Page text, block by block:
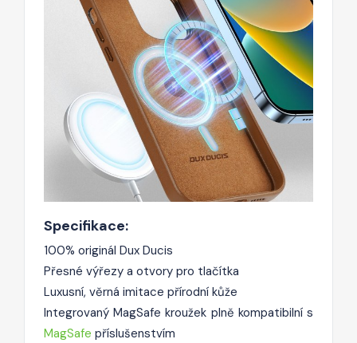
Specifikace:
100% originál Dux Ducis
Přesné výřezy a otvory pro tlačítka
Luxusní, věrná imitace přírodní kůže
Integrovaný MagSafe kroužek plně kompatibilní s
MagSafe příslušenstvím